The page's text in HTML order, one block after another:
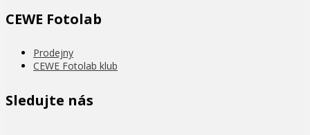
CEWE Fotolab
Prodejny
CEWE Fotolab klub
Sledujte nás